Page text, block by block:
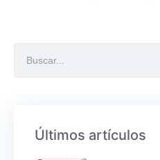
Últimos artículos